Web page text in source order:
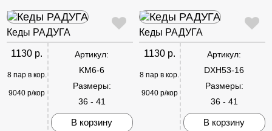
Кеды РАДУГА
1130 р.
8 пар в кор.
9040 р/кор
Артикул:
KM6-6
Размеры:
36 - 41
В корзину
Кеды РАДУГА
1130 р.
8 пар в кор.
9040 р/кор
Артикул:
DXH53-16
Размеры:
36 - 41
В корзину